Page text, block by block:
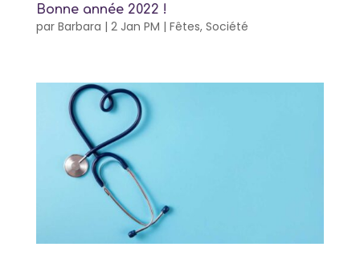
Bonne année 2022 !
par Barbara | 2 Jan PM | Fêtes, Société